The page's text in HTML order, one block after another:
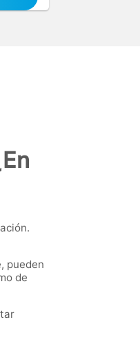
pueden
de